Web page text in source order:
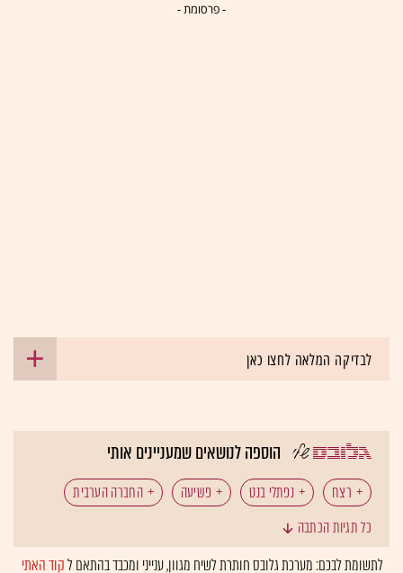
- פרסומת -
לבדיקה המלאה לחצו כאן
הוספה לנושאים שמעניינים אותי
רצח נפתלי בנט פשיעה
החברה הערבית
כל תגיות הכתבה
לתשומת לבכם: מערכת גלובס חותרת לשיח מגוון, ענייני ומכבד בהתאם לקוד האתי